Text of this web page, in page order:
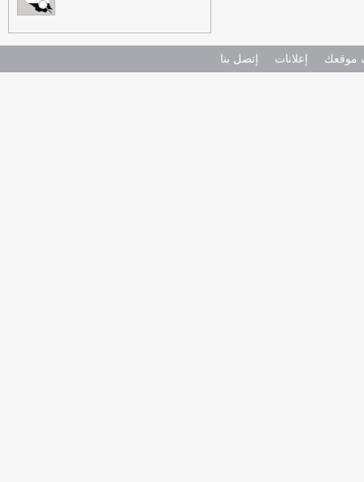
موقعك إعلانات إتصل بنا